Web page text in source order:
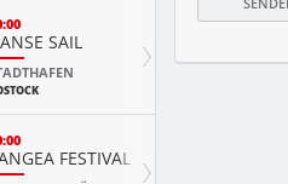
SAIL
FESTIVAL